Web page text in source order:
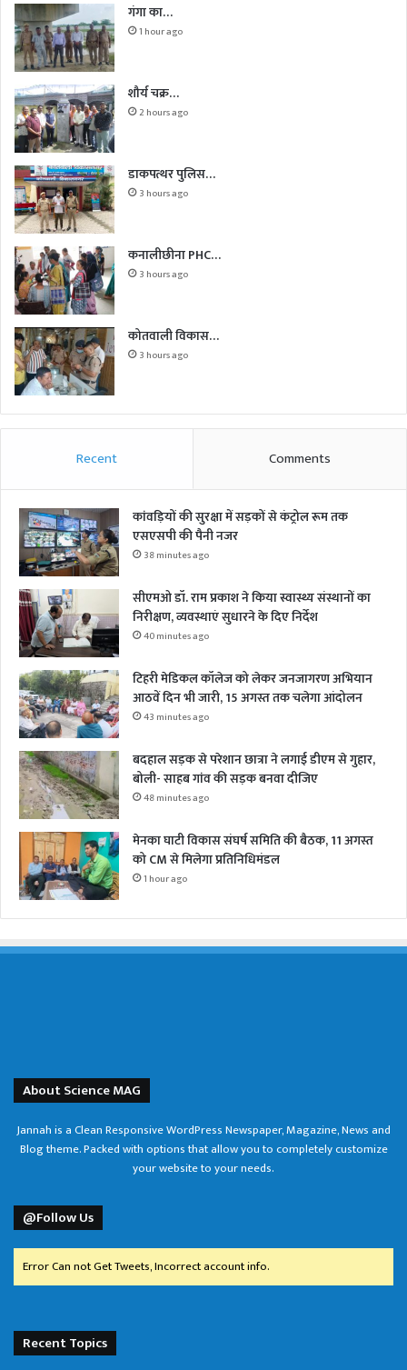
गंगा का…
1 hour ago
शौर्य चक्र…
2 hours ago
डाकपत्थर पुलिस…
3 hours ago
कनालीछीना PHC…
3 hours ago
कोतवाली विकास…
3 hours ago
Recent Comments
कांवड़ियों की सुरक्षा में सड़कों से कंट्रोल रूम तक
एसएसपी की पैनी नजर
38 minutes ago
सीएमओ डॉ. राम प्रकाश ने किया स्वास्थ्य संस्थानों का
निरीक्षण, व्यवस्थाएं सुधारने के दिए निर्देश
40 minutes ago
टिहरी मेडिकल कॉलेज को लेकर जनजागरण अभियान
आठवें दिन भी जारी, 15 अगस्त तक चलेगा आंदोलन
43 minutes ago
बदहाल सड़क से परेशान छात्रा ने लगाई डीएम से गुहार,
बोली- साहब गांव की सड़क बनवा दीजिए
48 minutes ago
मेनका घाटी विकास संघर्ष समिति की बैठक, 11 अगस्त
को CM से मिलेगा प्रतिनिधिमंडल
1 hour ago
About Science MAG
Jannah is a Clean Responsive WordPress Newspaper, Magazine, News and
Blog theme. Packed with options that allow you to completely customize
your website to your needs.
@Follow Us
Error Can not Get Tweets, Incorrect account info.
Recent Topics